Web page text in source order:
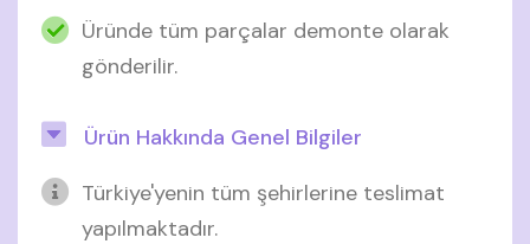
Üründe tüm parçalar demonte olarak
gönderilir.
Ürün Hakkında Genel Bilgiler
Türkiye'yenin tüm şehirlerine teslimat
yapılmaktadır.